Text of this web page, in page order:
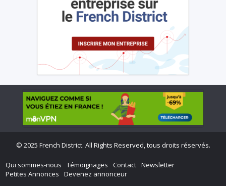
© 2025 French District. All Rights Reserved, tous droits réservés.
Qui sommes-nous Témoignages Contact Newsletter
Petites Annonces
Devenez annonceur